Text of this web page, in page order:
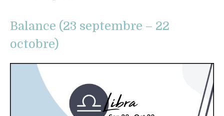
Balance (23 septembre – 22
octobre)